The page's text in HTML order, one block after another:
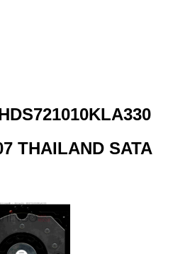
THAILAND SATA